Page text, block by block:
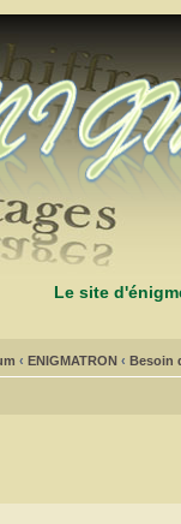
Le site
‹ ENIGMATRON ‹ Besoin